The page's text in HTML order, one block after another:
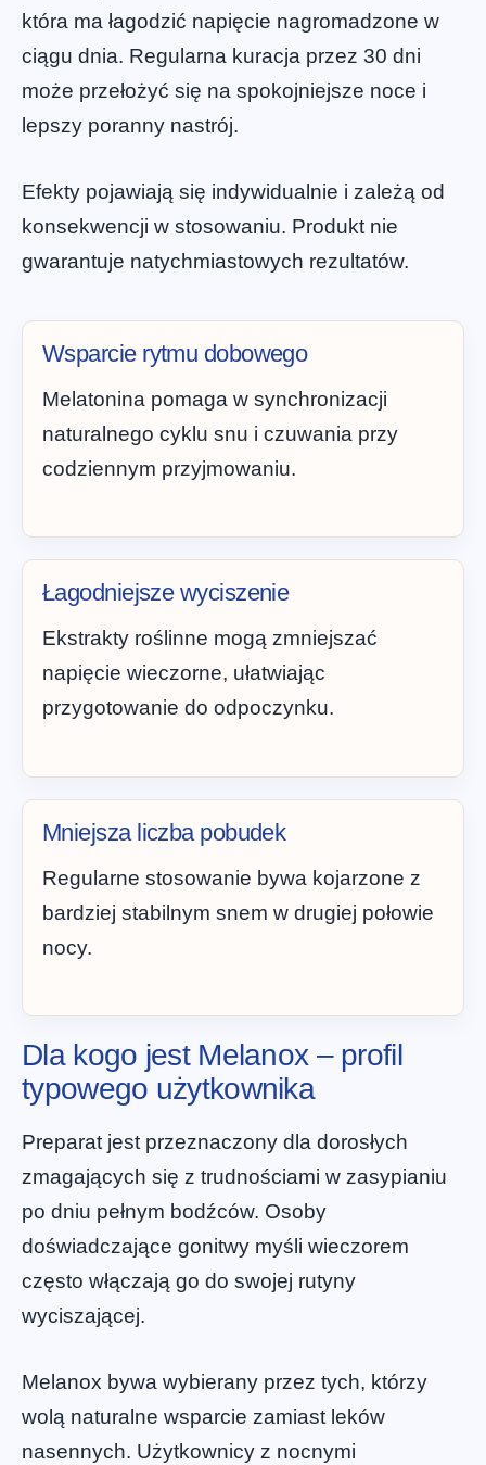
która ma łagodzić napięcie nagromadzone w
ciągu dnia. Regularna kuracja przez 30 dni
może przełożyć się na spokojniejsze noce i
lepszy poranny nastrój.
Efekty pojawiają się indywidualnie i zależą od
konsekwencji w stosowaniu. Produkt nie
gwarantuje natychmiastowych rezultatów.
Wsparcie rytmu dobowego
Melatonina pomaga w synchronizacji
naturalnego cyklu snu i czuwania przy
codziennym przyjmowaniu.
Łagodniejsze wyciszenie
Ekstrakty roślinne mogą zmniejszać
napięcie wieczorne, ułatwiając
przygotowanie do odpoczynku.
Mniejsza liczba pobudek
Regularne stosowanie bywa kojarzone z
bardziej stabilnym snem w drugiej połowie
nocy.
Dla kogo jest Melanox – profil
typowego użytkownika
Preparat jest przeznaczony dla dorosłych
zmagających się z trudnościami w zasypianiu
po dniu pełnym bodźców. Osoby
doświadczające gonitwy myśli wieczorem
często włączają go do swojej rutyny
wyciszającej.
Melanox bywa wybierany przez tych, którzy
wolą naturalne wsparcie zamiast leków
nasennych. Użytkownicy z nocnymi